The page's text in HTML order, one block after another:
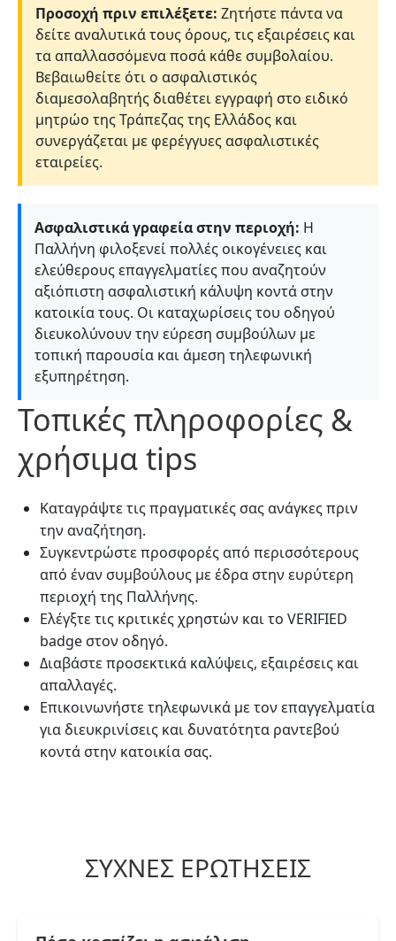
Προσοχή πριν επιλέξετε: Ζητήστε πάντα να
δείτε αναλυτικά τους όρους, τις εξαιρέσεις και
τα απαλλασσόμενα ποσά κάθε συμβολαίου.
Βεβαιωθείτε ότι ο ασφαλιστικός
διαμεσολαβητής διαθέτει εγγραφή στο ειδικό
μητρώο της Τράπεζας της Ελλάδος και
συνεργάζεται με φερέγγυες ασφαλιστικές
εταιρείες.
Ασφαλιστικά γραφεία στην περιοχή: Η
Παλλήνη φιλοξενεί πολλές οικογένειες και
ελεύθερους επαγγελματίες που αναζητούν
αξιόπιστη ασφαλιστική κάλυψη κοντά στην
κατοικία τους. Οι καταχωρίσεις του οδηγού
διευκολύνουν την εύρεση συμβούλων με
τοπική παρουσία και άμεση τηλεφωνική
εξυπηρέτηση.
Τοπικές πληροφορίες &
χρήσιμα tips
Καταγράψτε τις πραγματικές σας ανάγκες πριν
την αναζήτηση.
Συγκεντρώστε προσφορές από περισσότερους
από έναν συμβούλους με έδρα στην ευρύτερη
περιοχή της Παλλήνης.
Ελέγξτε τις κριτικές χρηστών και το VERIFIED
badge στον οδηγό.
Διαβάστε προσεκτικά καλύψεις, εξαιρέσεις και
απαλλαγές.
Επικοινωνήστε τηλεφωνικά με τον επαγγελματία
για διευκρινίσεις και δυνατότητα ραντεβού
κοντά στην κατοικία σας.
ΣΥΧΝΈΣ ΕΡΩΤΉΣΕΙΣ